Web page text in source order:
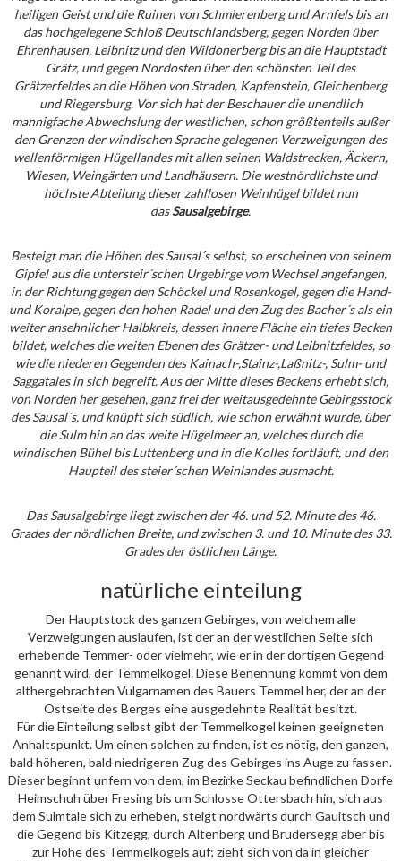
heiligen Geist und die Ruinen von Schmierenberg und Arnfels bis an
das hochgelegene Schloß Deutschlandsberg, gegen Norden über
Ehrenhausen, Leibnitz und den Wildonerberg bis an die Hauptstadt
Grätz, und gegen Nordosten über den schönsten Teil des
Grätzerfeldes an die Höhen von Straden, Kapfenstein, Gleichenberg
und Riegersburg. Vor sich hat der Beschauer die unendlich
mannigfache Abwechslung der westlichen, schon größtenteils außer
den Grenzen der windischen Sprache gelegenen Verzweigungen des
wellenförmigen Hügellandes mit allen seinen Waldstrecken, Äckern,
Wiesen, Weingärten und Landhäusern. Die westnördlichste und
höchste Abteilung dieser zahllosen Weinhügel bildet nun
dasSausalgebirge.
Besteigt man die Höhen des Sausal´s selbst, so erscheinen von seinem
Gipfel aus die untersteir´schen Urgebirge vom Wechsel angefangen,
in der Richtung gegen den Schöckel und Rosenkogel, gegen die Hand-
und Koralpe, gegen den hohen Radel und den Zug des Bacher´s als ein
weiter ansehnlicher Halbkreis, dessen innere Fläche ein tiefes Becken
bildet, welches die weiten Ebenen des Grätzer- und Leibnitzfeldes, so
wie die niederen Gegenden des Kainach-,Stainz-,Laßnitz-, Sulm- und
Saggatales in sich begreift. Aus der Mitte dieses Beckens erhebt sich,
von Norden her gesehen, ganz frei der weitausgedehnte Gebirgsstock
des Sausal´s, und knüpft sich südlich, wie schon erwähnt wurde, über
die Sulm hin an das weite Hügelmeer an, welches durch die
windischen Bühel bis Luttenberg und in die Kolles fortläuft, und den
Haupteil des steier´schen Weinlandes ausmacht.
Das Sausalgebirge liegt zwischen der 46. und 52. Minute des 46.
Grades der nördlichen Breite, und zwischen 3. und 10. Minute des 33.
Grades der östlichen Länge.
natürliche einteilung
Der Hauptstock des ganzen Gebirges, von welchem alle
Verzweigungen auslaufen, ist der an der westlichen Seite sich
erhebende Temmer- oder vielmehr, wie er in der dortigen Gegend
genannt wird, der Temmelkogel. Diese Benennung kommt von dem
althergebrachten Vulgarnamen des Bauers Temmel her, der an der
Ostseite des Berges eine ausgedehnte Realität besitzt.
Für die Einteilung selbst gibt der Temmelkogel keinen geeigneten
Anhaltspunkt. Um einen solchen zu finden, ist es nötig, den ganzen,
bald höheren, bald niedrigeren Zug des Gebirges ins Auge zu fassen.
Dieser beginnt unfern von dem, im Bezirke Seckau befindlichen Dorfe
Heimschuh über Fresing bis um Schlosse Ottersbach hin, sich aus
dem Sulmtale sich zu erheben, steigt nordwärts durch Gauitsch und
die Gegend bis Kitzegg, durch Altenberg und Brudersegg aber bis
zur Höhe des Temmelkogels auf; zieht sich von da in gleicher